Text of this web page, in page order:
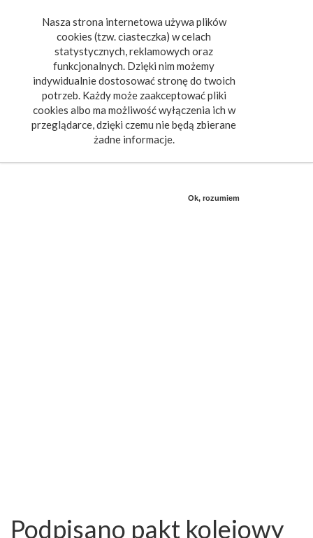
Nasza strona internetowa używa plików
cookies (tzw. ciasteczka) w celach
statystycznych, reklamowych oraz
funkcjonalnych. Dzięki nim możemy
indywidualnie dostosować stronę do twoich
potrzeb. Każdy może zaakceptować pliki
cookies albo ma możliwość wyłączenia ich w
przeglądarce, dzięki czemu nie będą zbierane
żadne informacje.
Ok, rozumiem
Podpisano pakt kolejowy